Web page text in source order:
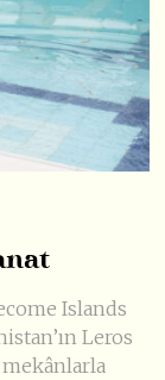
Islands
Leros
mekânlarla